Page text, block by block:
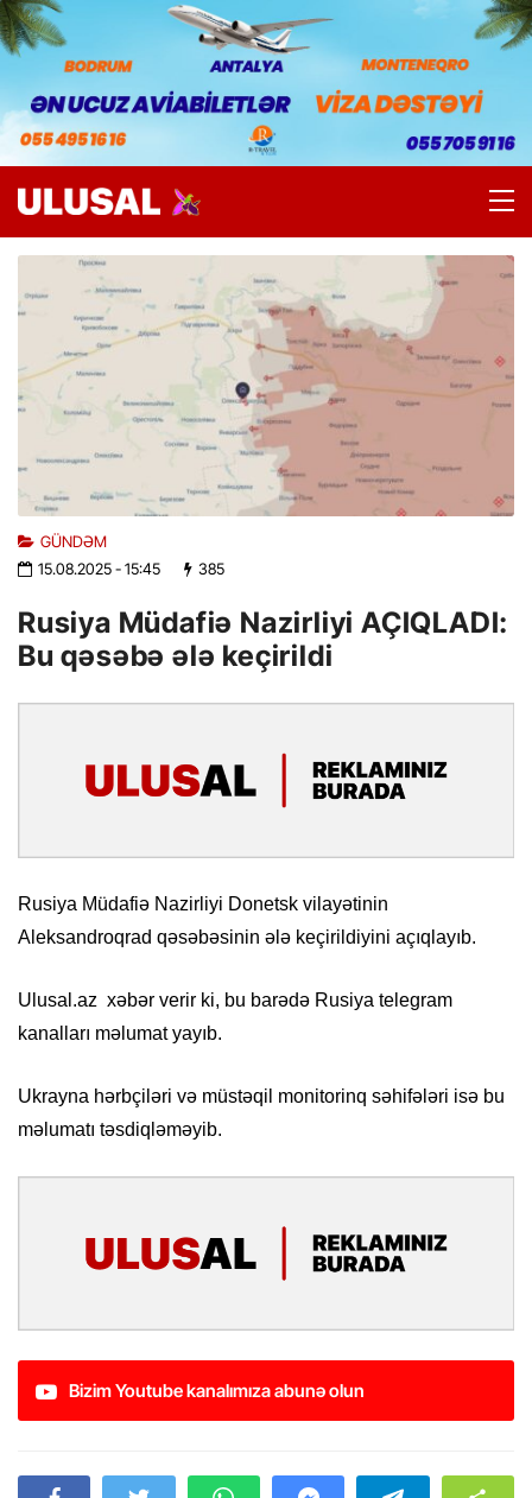
GÜNDƏM
15.08.2025- 15:45 385
Rusiya Müdafiə Nazirliyi AÇIQLADI:
Bu qəsəbə ələ keçirildi
Rusiya Müdafiə Nazirliyi Donetsk vilayətinin
Aleksandroqrad qəsəbəsinin ələ keçirildiyini açıqlayıb.
Ulusal.az xəbər verir ki, bu barədə Rusiya telegram
kanalları məlumat yayıb.
Ukrayna hərbçiləri və müstəqil monitorinq səhifələri isə bu
məlumatı təsdiqləməyib.
Bizim Youtube kanalımıza abunə olun